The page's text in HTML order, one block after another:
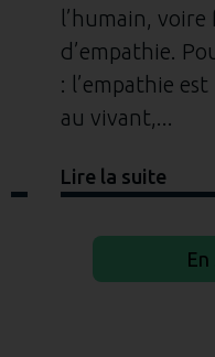
l’humain,
d’empathie.
: l’empathie
au vivant,
Lire la suite